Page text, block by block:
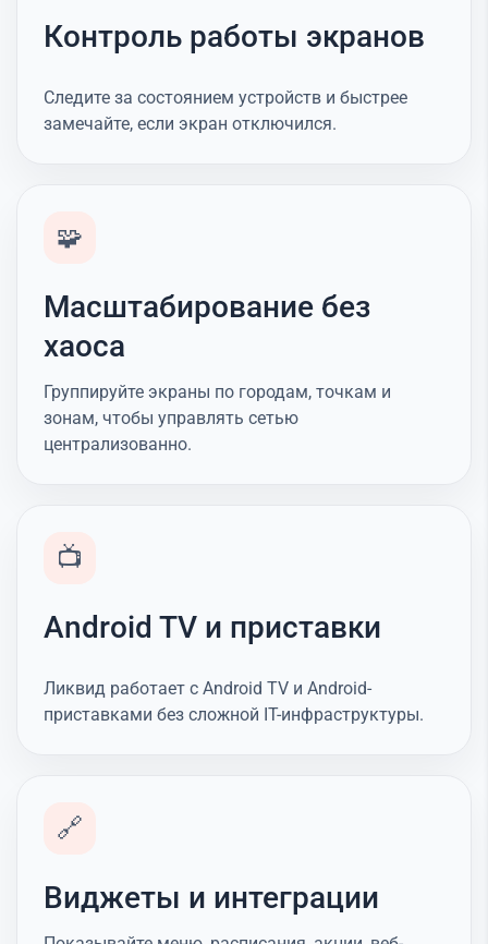
Контроль работы экранов
Следите за состоянием устройств и быстрее
замечайте, если экран отключился.
🧩
Масштабирование без
хаоса
Группируйте экраны по городам, точкам и
зонам, чтобы управлять сетью
централизованно.
📺
Android TV и приставки
Ликвид работает с Android TV и Android-
приставками без сложной IT-инфраструктуры.
🔗
Виджеты и интеграции